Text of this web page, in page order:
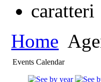
Home
Events Calendar